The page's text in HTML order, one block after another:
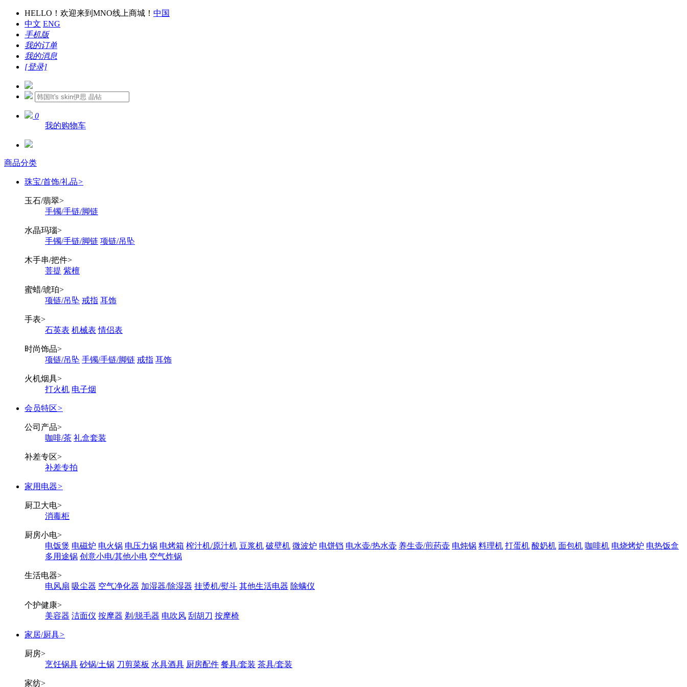
HELLO！欢迎来到MNO线上商城！ 中国
中文 ENG
手机版
我的订单
我的消息
[登录]
0
我的购物车
商品分类
珠宝/首饰/礼品>
玉石/翡翠>
手镯/手链/脚链
水晶玛瑙>
手镯/手链/脚链 项链/吊坠
木手串/把件>
菩提 紫檀
蜜蜡/琥珀>
项链/吊坠 戒指 耳饰
手表>
石英表 机械表 情侣表
时尚饰品>
项链/吊坠 手镯/手链/脚链 戒指 耳饰
火机烟具>
打火机 电子烟
会员特区>
公司产品>
咖啡/茶 礼盒套装
补差专区>
补差专拍
家用电器>
厨卫大电>
消毒柜
厨房小电>
电饭煲 电磁炉 电火锅 电压力锅 电烤箱 榨汁机/原汁机 豆浆机 破壁机 微波炉 电饼铛 电水壶/热水壶 养生壶/煎药壶 电炖锅 料理机 打蛋机 酸奶机 面包机 咖啡机 电烧烤炉 电热饭盒
多用途锅 创意小电/其他小电 空气炸锅
生活电器>
电风扇 吸尘器 空气净化器 加湿器/除湿器 挂烫机/熨斗 其他生活电器 除螨仪
个护健康>
美容器 洁面仪 按摩器 剃/脱毛器 电吹风 刮胡刀 按摩椅
家居/厨具>
厨房>
烹饪锅具 砂锅/土锅 刀剪菜板 水具酒具 厨房配件 餐具/套装 茶具/套装
家纺>